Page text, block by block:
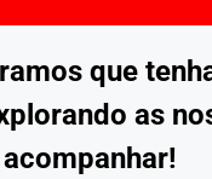
que
as